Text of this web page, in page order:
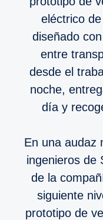
eléctrico
diseñado
entre
desde el
noche,
día y
En una audaz
ingenieros de
de la
siguiente
prototipo de